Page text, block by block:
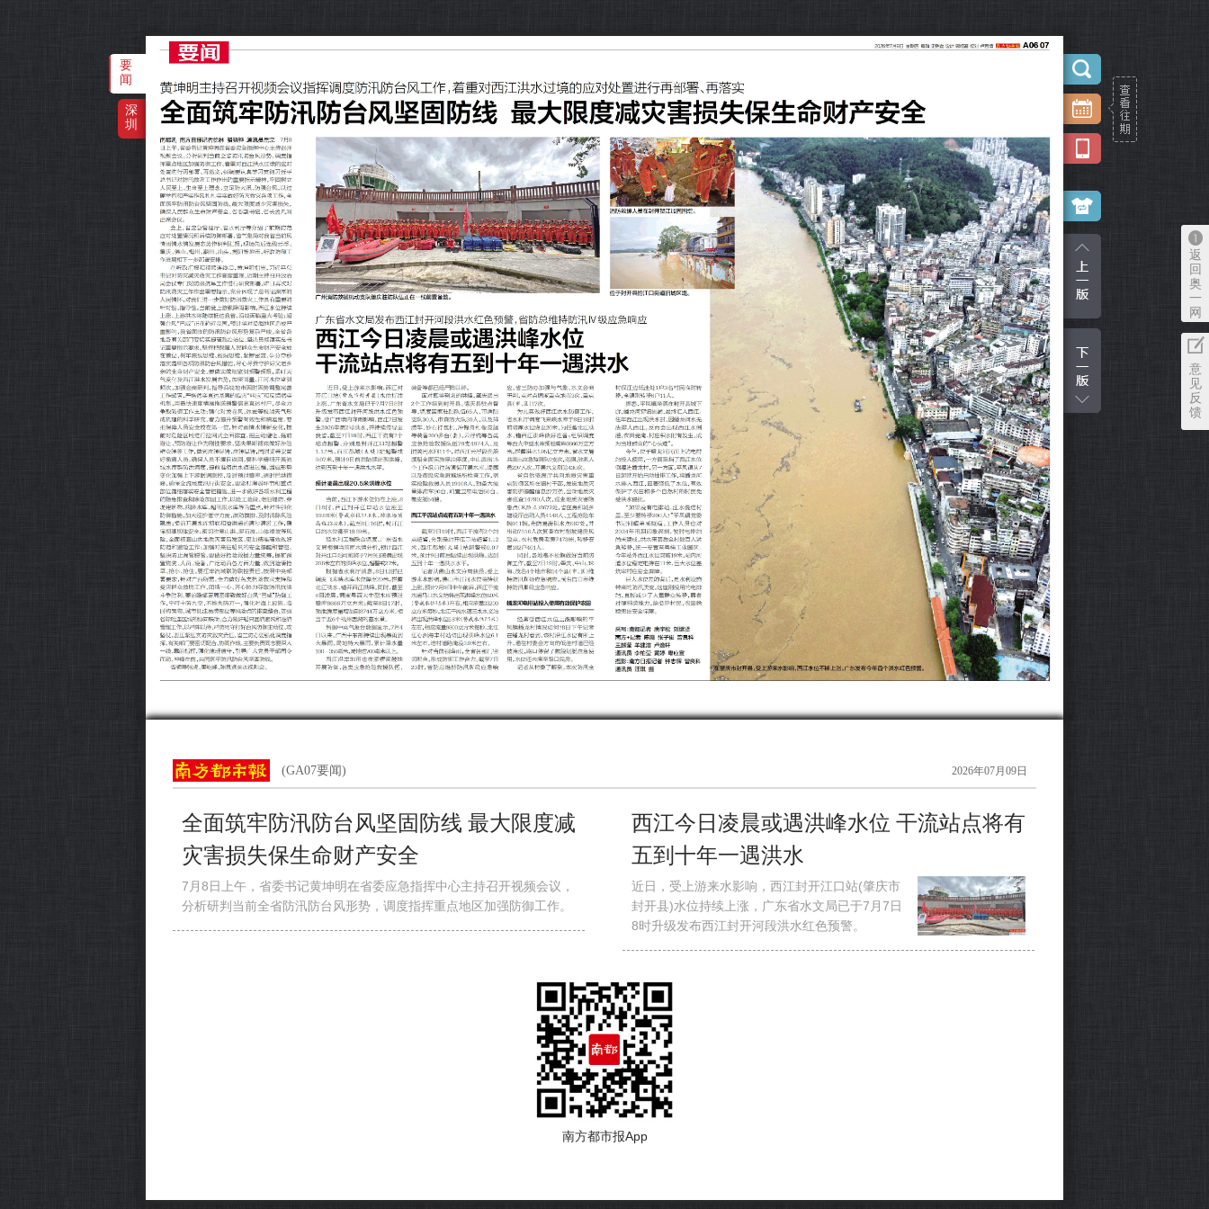
(GA07要闻) 2026年07月09日
全面筑牢防汛防台风坚固防线 最大限度减
灾害损失保生命财产安全
7月8日上午，省委书记黄坤明在省委应急指挥中心主持召开视频会议，
分析研判当前全省防汛防台风形势，调度指挥重点地区加强防御工作。
西江今日凌晨或遇洪峰水位 干流站点将有
五到十年一遇洪水
近日，受上游来水影响，西江封开江口站(肇庆市
封开县)水位持续上涨，广东省水文局已于7月7日
8时升级发布西江封开河段洪水红色预警。
南方都市报App
要
闻
深
圳
返
回
奥
一
网
意
见
反
馈